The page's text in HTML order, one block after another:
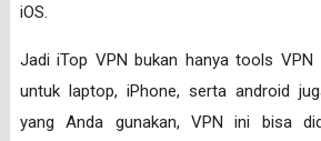
iOS.
Jadi iTop VPN bukan hanya tools VPN
untuk laptop, iPhone, serta android
yang Anda gunakan, VPN ini bisa